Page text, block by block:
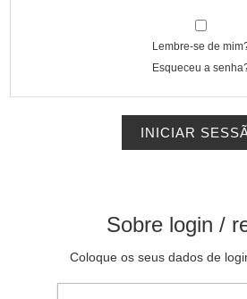
Lembre-se de
Esqueceu a
Sobre login /
Coloque os seus dados de